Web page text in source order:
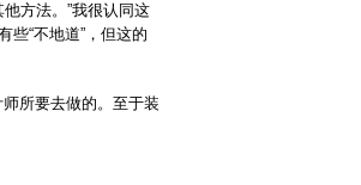
方法。”我很认同这
“不地道”，但这的
所要去做的。至于装